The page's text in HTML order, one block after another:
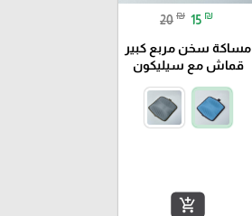
20 ₪ 15 ₪
مساكة سخن مربع كبير
قماش مع سيليكون
add_shopping_cart